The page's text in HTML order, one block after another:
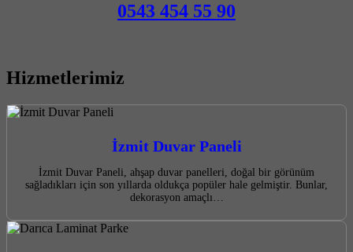
0543 454 55 90
Hizmetlerimiz
İzmit Duvar Paneli
İzmit Duvar Paneli, ahşap duvar panelleri, doğal bir görünüm
sağladıkları için son yıllarda oldukça popüler hale gelmiştir. Bunlar,
dekorasyon amaçlı…